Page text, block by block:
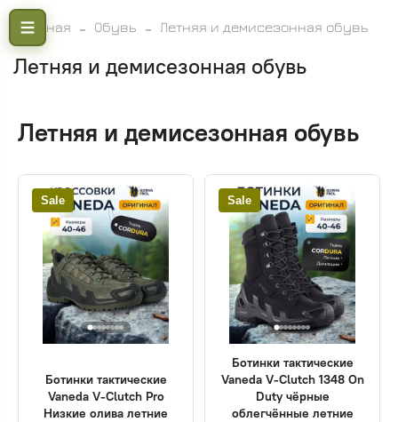
Главная Обувь Летняя и демисезонная обувь
Летняя и демисезонная обувь
Летняя и демисезонная обувь
Sale
Ботинки тактические
Vaneda V-Clutch Pro
Низкие олива летние
Sale
Ботинки тактические
Vaneda V-Clutch 1348 On
Duty чёрные
облегчённые летние